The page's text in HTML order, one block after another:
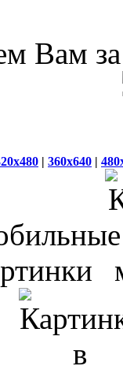
Вам за
| 360x640 |